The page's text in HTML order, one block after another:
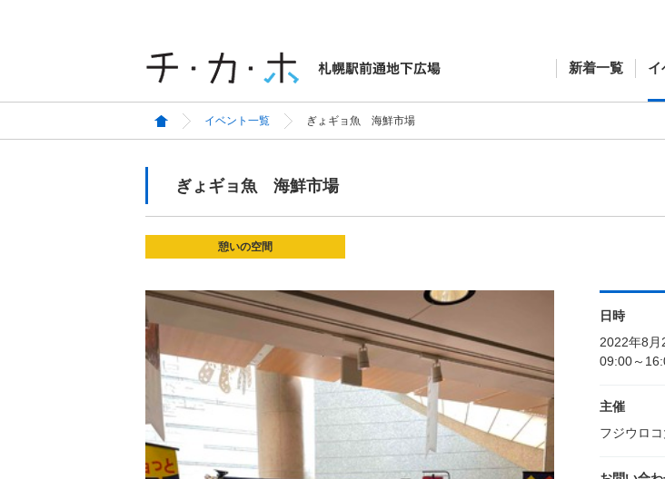
新着一覧 イ
イベント一覧 ぎょギョ魚 海鮮市場
ぎょギョ魚 海鮮市場
憩いの空間
日時
2022年8
09:00～
主催
フジウロ